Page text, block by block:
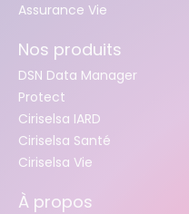
Assurance Vie
Nos produits
DSN Data Manager
Protect
Ciriselsa IARD
Ciriselsa Santé
Ciriselsa Vie
À propos